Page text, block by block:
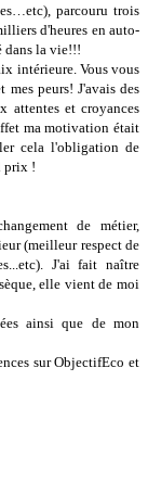
parcouru trois
d'heures en auto-
dans la vie!!!
intérieure. Vous vous
peurs! J'avais des
attentes et croyances
ma motivation était
cela l'obligation de
prix !
de métier,
(meilleur respect de
J'ai fait naître
elle vient de moi
ainsi que de mon
sur ObjectifEco et